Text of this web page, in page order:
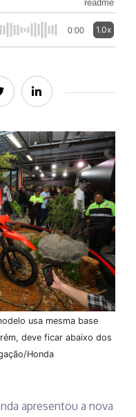
readme
0:00 1.0x
usa mesma base
deve ficar abaixo dos
Honda
apresentou a nova